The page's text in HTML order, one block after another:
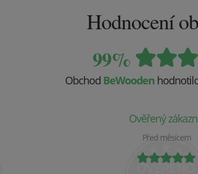
Hodnocení
99%
Obchod BeWooden
Ověřený
Před měsícem